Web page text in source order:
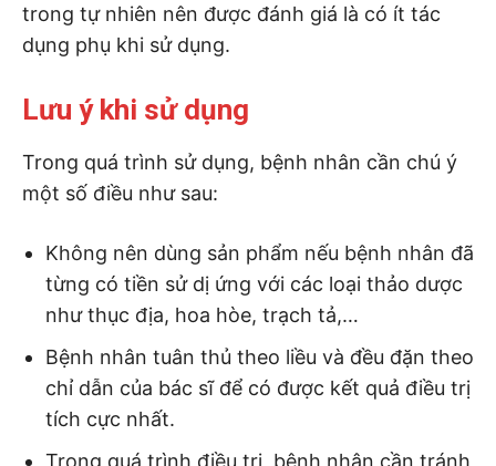
trong tự nhiên nên được đánh giá là có ít tác
dụng phụ khi sử dụng.
Lưu ý khi sử dụng
Trong quá trình sử dụng, bệnh nhân cần chú ý
một số điều như sau:
Không nên dùng sản phẩm nếu bệnh nhân đã
từng có tiền sử dị ứng với các loại thảo dược
như thục địa, hoa hòe, trạch tả,…
Bệnh nhân tuân thủ theo liều và đều đặn theo
chỉ dẫn của bác sĩ để có được kết quả điều trị
tích cực nhất.
Trong quá trình điều trị, bệnh nhân cần tránh